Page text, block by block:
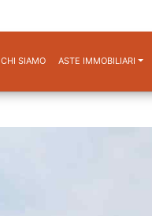
CHI SIAMO ASTE IMMOBILIARI